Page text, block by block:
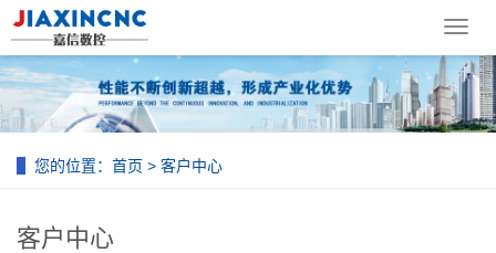
导
菜
单
您的位置： 首页 > 客户中心
客户中心